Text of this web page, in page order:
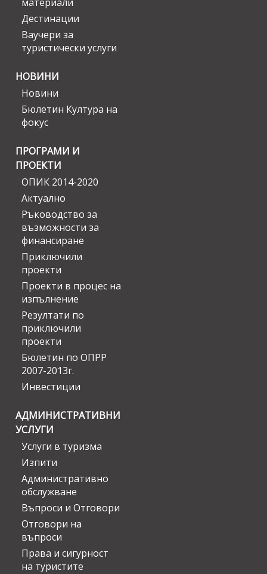
Дестинации
Ваучери за
туристически услуги
НОВИНИ
Новини
Бюлетин Култура на
фокус
ПРОГРАМИ И
ПРОЕКТИ
ОПИК 2014-2020
Актуално
Ръководство за
възможности за
финансиране
Приключили
проекти
Проекти в процес на
изпълнение
Резултати по
приключили
проекти
Бюлетин по ОПРР
2007-2013г.
Инвестиции
АДМИНИСТРАТИВНИ
УСЛУГИ
Услуги в туризма
Изпити
Административно
обслужване
Въпроси и Отговори
Отговори на
въпроси
Права и сигурност
на туристите